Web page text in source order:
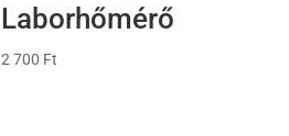
Laborhőmérő
2 700 Ft